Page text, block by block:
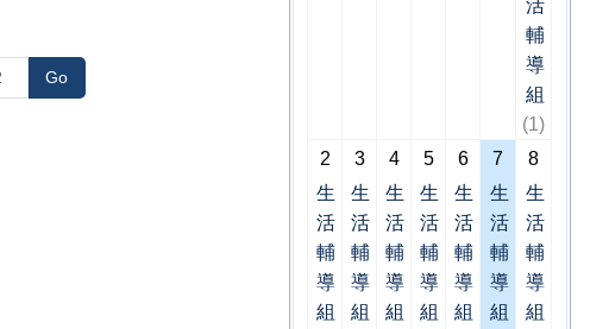
Go
活
輔
導
組
(1)
2
生
活
輔
導
組
3
生
活
輔
導
組
4
生
活
輔
導
組
5
生
活
輔
導
組
6
生
活
輔
導
組
7
生
活
輔
導
組
8
生
活
輔
導
組